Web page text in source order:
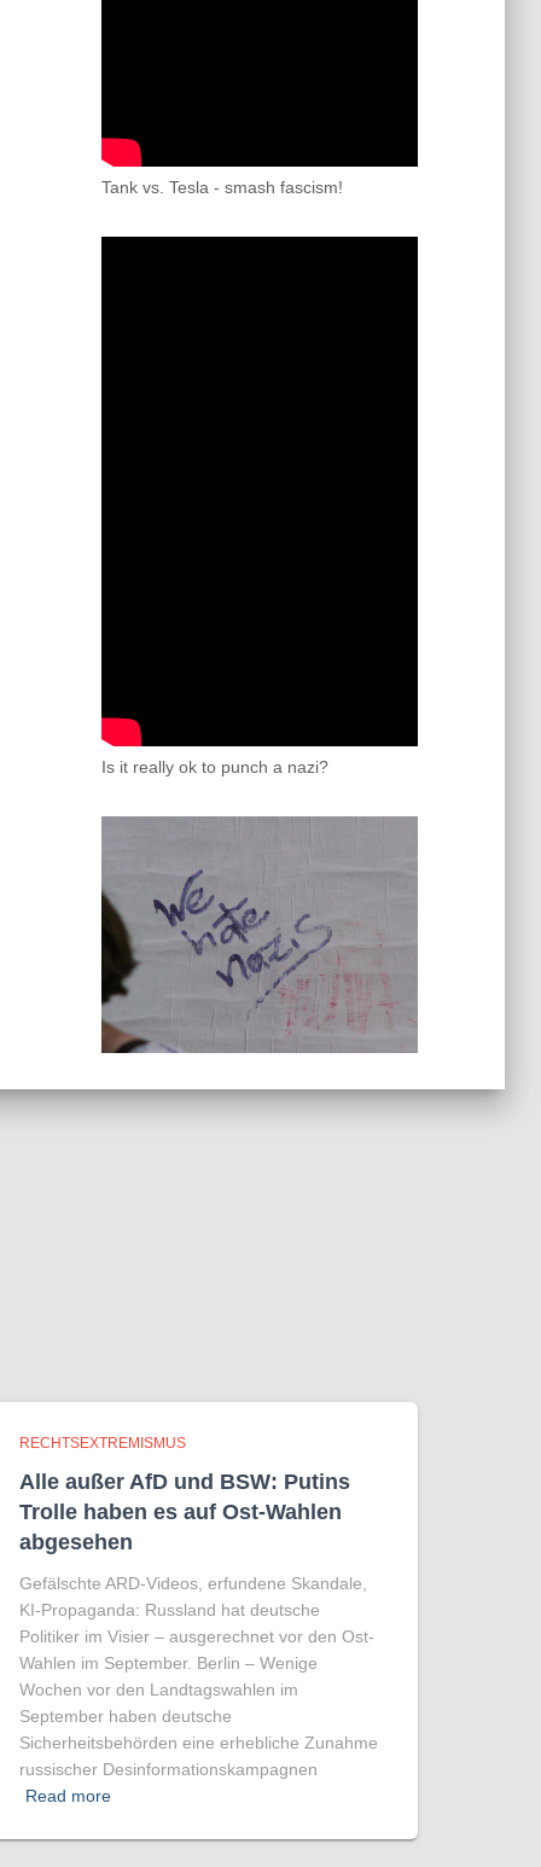
Tank vs. Tesla - smash fascism!
Is it really ok to punch a nazi?
RECHTSEXTREMISMUS
Alle außer AfD und BSW: Putins
Trolle haben es auf Ost-Wahlen
abgesehen
Gefälschte ARD-Videos, erfundene Skandale,
KI-Propaganda: Russland hat deutsche
Politiker im Visier – ausgerechnet vor den Ost-
Wahlen im September. Berlin – Wenige
Wochen vor den Landtagswahlen im
September haben deutsche
Sicherheitsbehörden eine erhebliche Zunahme
russischer Desinformationskampagnen
Read more